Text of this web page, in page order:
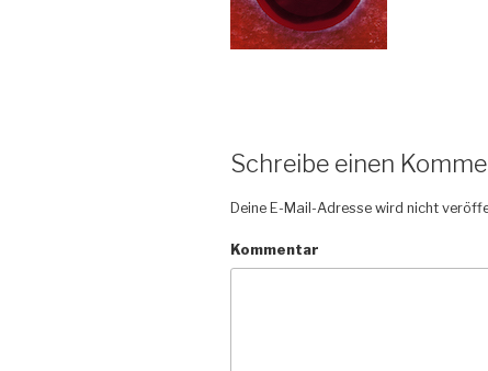
Schreibe einen
Deine E-Mail-Adresse wird nicht
Kommentar